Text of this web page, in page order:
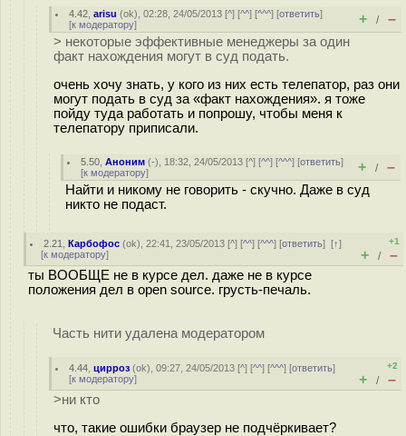
4.42 ,arisu (ok), 02:28, 24/05/2013 [^] [^^] [^^^] [ответить]
[к модератору] + / –
> некоторые эффективные менеджеры за один
факт нахождения могут в суд подать.
очень хочу знать, у кого из них есть телепатор, раз они
могут подать в суд за «факт нахождения». я тоже
пойду туда работать и попрошу, чтобы меня к
телепатору приписали.
5.50 ,Аноним (-), 18:32, 24/05/2013 [^] [^^] [^^^] [ответить]
[к модератору] + / –
Найти и никому не говорить - скучно. Даже в суд
никто не подаст.
2.21 ,Карбофос (ok), 22:41, 23/05/2013 [^] [^^] [^^^] [ответить][↑]
[к модератору]
+1
+ / –
ты ВООБЩЕ не в курсе дел. даже не в курсе
положения дел в open source. грусть-печаль.
Часть нити удалена модератором
4.44 ,цирроз (ok), 09:27, 24/05/2013 [^] [^^] [^^^] [ответить]
[к модератору]
+2
+ / –
>ни кто
что, такие ошибки браузер не подчёркивает?